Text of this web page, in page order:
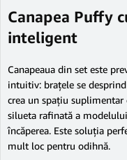
Canapea Puffy
inteligent
Canapeaua din set este
intuitiv: brațele se
crea un spațiu suplimentar
silueta rafinată a
încăperea. Este soluția
mult loc pentru odihnă.